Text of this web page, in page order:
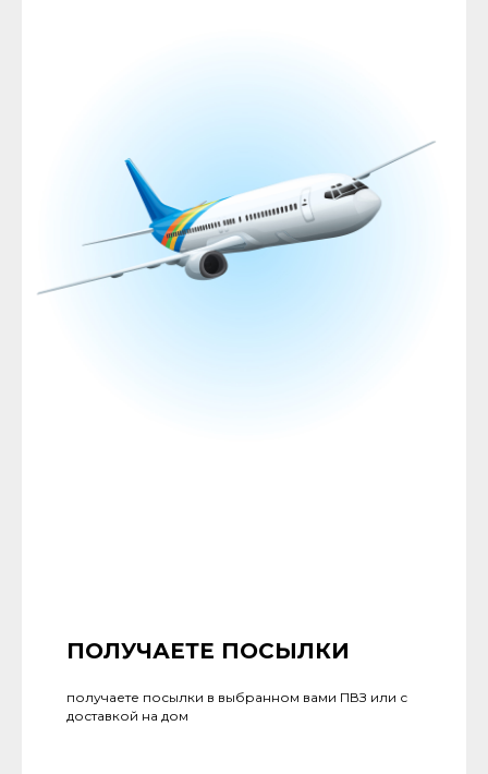
ПОЛУЧАЕТЕ ПОСЫЛКИ
получаете посылки в выбранном вами ПВЗ или с
доставкой на дом